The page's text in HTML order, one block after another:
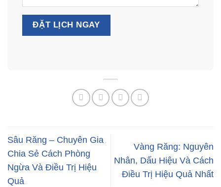
Sâu Răng – Chuyên Gia
Chia Sẻ Cách Phòng
Ngừa Và Điều Trị Hiệu
Quả
Vàng Răng: Nguyên
Nhân, Dấu Hiệu Và Cách
Điều Trị Hiệu Quả Nhất